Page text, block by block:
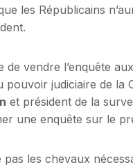
les Républicains
vendre l’enquête
judiciaire de la
et président de la
une enquête sur le
les chevaux